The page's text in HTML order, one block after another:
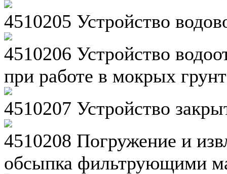
4510205 Устройство
4510206 Устройство
при работе в мокрых
4510207 Устройство
4510208 Погружение и
обсыпка фильтрующими